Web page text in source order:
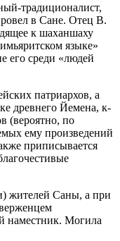
традиционалист,
в Сане. Отец В.
к шаханшаху
языке»
его среди «людей
патриархов, а
древнего Йемена, к-
(вероятно, по
ему произведений
приписывается
жителей Саны, а при
наместник. Могила